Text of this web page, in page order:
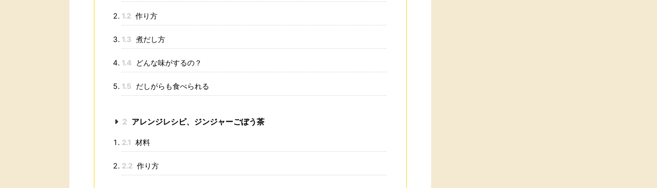
1.2 作り方
1.3 煮だし方
1.4 どんな味がするの？
1.5 だしがらも食べられる
2 アレンジレシピ、ジンジャーごぼう茶
2.1 材料
2.2 作り方